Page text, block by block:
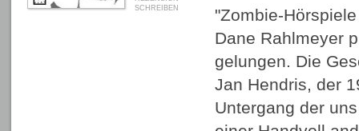
SCHREIBEN
"Zombie-
Dane Rahlmeyer
gelungen. Die
Jan Hendris, der
Untergang der